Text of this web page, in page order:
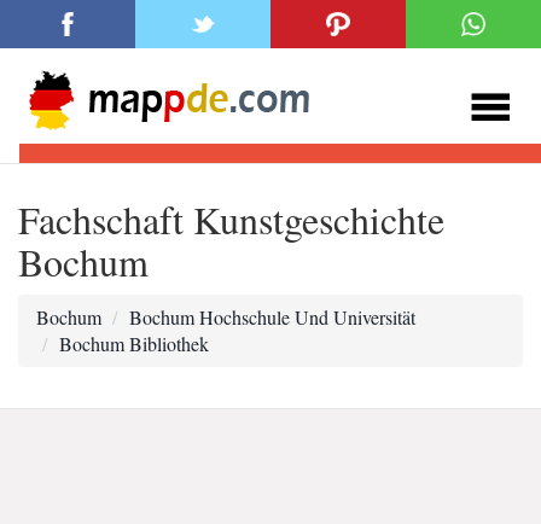
Fachschaft Kunstgeschichte
Bochum
Bochum
Bochum Hochschule Und Universität
Bochum Bibliothek